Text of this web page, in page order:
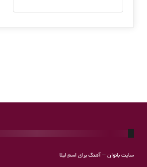
سایت بانوان– آهنگ برای اسم لیلا